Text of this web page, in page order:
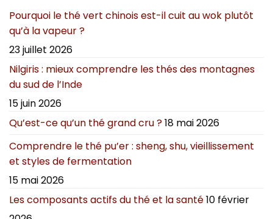
Pourquoi le thé vert chinois est-il cuit au wok plutôt
qu’à la vapeur ?
23 juillet 2026
Nilgiris : mieux comprendre les thés des montagnes
du sud de l’Inde
15 juin 2026
Qu’est-ce qu’un thé grand cru ?18 mai 2026
Comprendre le thé pu’er : sheng, shu, vieillissement
et styles de fermentation
15 mai 2026
Les composants actifs du thé et la santé10 février